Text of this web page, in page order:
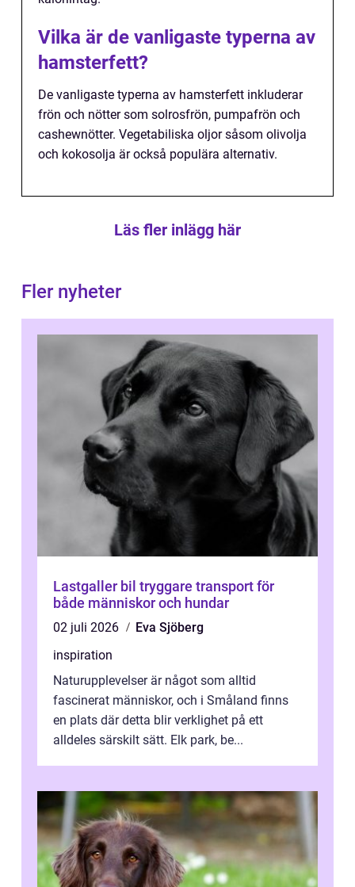
Vilka är de vanligaste typerna av
hamsterfett?
De vanligaste typerna av hamsterfett inkluderar
frön och nötter som solrosfrön, pumpafrön och
cashewnötter. Vegetabiliska oljor såsom olivolja
och kokosolja är också populära alternativ.
Läs fler inlägg här
Fler nyheter
Lastgaller bil tryggare transport för
både människor och hundar
02 juli 2026
Eva Sjöberg
inspiration
Naturupplevelser är något som alltid
fascinerat människor, och i Småland finns
en plats där detta blir verklighet på ett
alldeles särskilt sätt. Elk park, be...